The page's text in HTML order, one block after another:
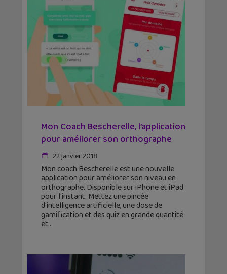
Mon Coach Bescherelle, l’application
pour améliorer son orthographe
22 janvier 2018
Mon coach Bescherelle est une nouvelle
application pour améliorer son niveau en
orthographe. Disponible sur iPhone et iPad
pour l'instant. Mettez une pincée
d'intelligence artificielle, une dose de
gamification et des quiz en grande quantité
et